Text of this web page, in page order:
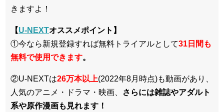
きますよ！
【U-NEXTオススメポイント】
①今なら新規登録すれば無料トライアルとして31日間も
無料で使用できます。
②U-NEXTは26万本以上(2022年8月時点)も動画があり、
人気のアニメ・ドラマ・映画、
さらには雑誌やアダルト
系や原作漫画も見れます！